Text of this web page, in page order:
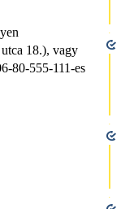
18.), vagy
80-555-111-es